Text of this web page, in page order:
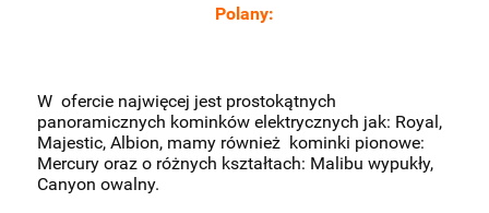
Polany:
W ofercie najwięcej jest prostokątnych
panoramicznych kominków elektrycznych jak: Royal,
Majestic, Albion, mamy również kominki pionowe:
Mercury oraz o różnych kształtach: Malibu wypukły,
Canyon owalny.